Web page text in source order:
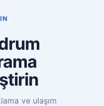
ve ulaşım